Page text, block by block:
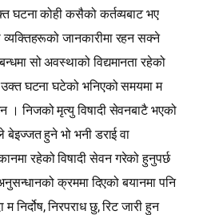
घटना कोही कसैको कर्तव्यबाट भए
जानकारीमा रहन सक्ने
सो अवस्थाको विद्यमानता रहेको
घटना घटेको भनिएको समयमा म
निजको मृत्यु विषादी सेवनबाटै भएको
बेइज्जत हुने भो भनी डराई वा
रहेको विषादी सेवन गरेको हुनुपर्छ
क्रममा दिएको बयानमा पनि
निरपराध छु, रिट जारी हुन